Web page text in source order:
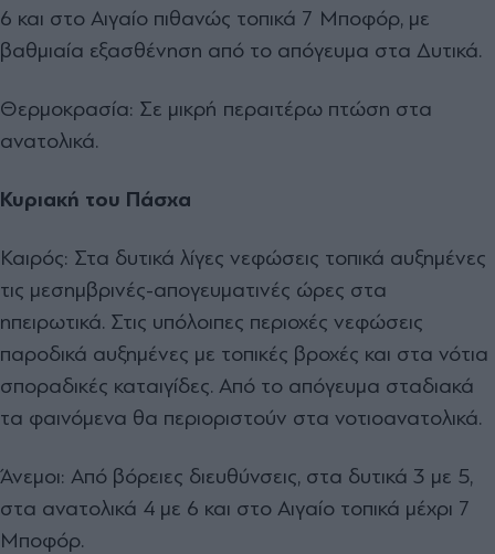
6 και στο Αιγαίο πιθανώς τοπικά 7 Μποφόρ, με
βαθμιαία εξασθένηση από το απόγευμα στα Δυτικά.
Θερμοκρασία: Σε μικρή περαιτέρω πτώση στα
ανατολικά.
Κυριακή του Πάσχα
Καιρός: Στα δυτικά λίγες νεφώσεις τοπικά αυξημένες
τις μεσημβρινές-απογευματινές ώρες στα
ηπειρωτικά. Στις υπόλοιπες περιοχές νεφώσεις
παροδικά αυξημένες με τοπικές βροχές και στα νότια
σποραδικές καταιγίδες. Από το απόγευμα σταδιακά
τα φαινόμενα θα περιοριστούν στα νοτιοανατολικά.
Άνεμοι: Από βόρειες διευθύνσεις, στα δυτικά 3 με 5,
στα ανατολικά 4 με 6 και στο Αιγαίο τοπικά μέχρι 7
Μποφόρ.